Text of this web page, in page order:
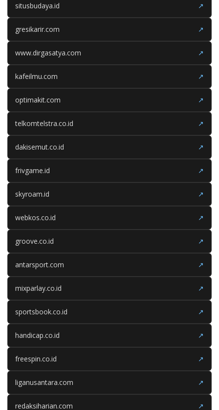
situsbudaya.id ↗
gresikarir.com ↗
www.dirgasatya.com ↗
kafeilmu.com ↗
optimakit.com ↗
telkomtelstra.co.id ↗
dakisemut.co.id ↗
frivgame.id ↗
skyroam.id ↗
webkos.co.id ↗
groove.co.id ↗
antarsport.com ↗
mixparlay.co.id ↗
sportsbook.co.id ↗
handicap.co.id ↗
freespin.co.id ↗
liganusantara.com ↗
redaksiharian.com ↗